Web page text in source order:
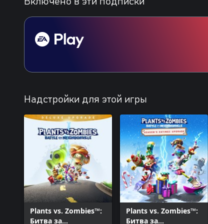
Надстройки для этой игры
Plants vs. Zombies™:
Битва за
Plants vs. Zombies™:
Битва за